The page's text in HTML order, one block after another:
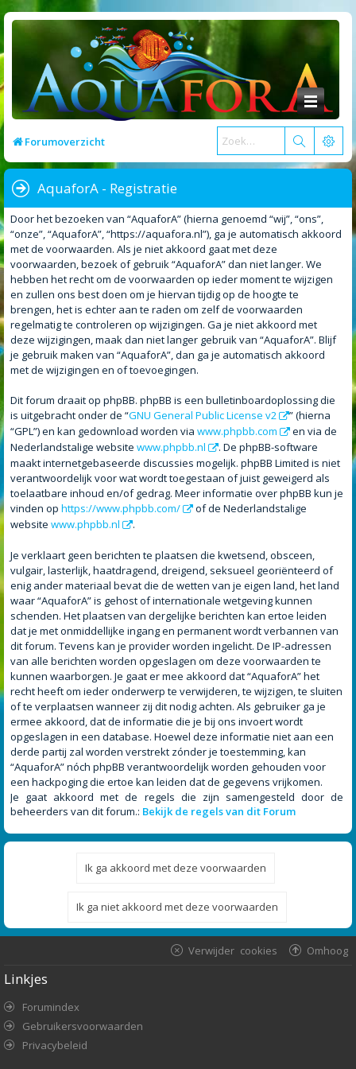
Forumoverzicht
AquaforA - Registratie
Door het bezoeken van “AquaforA” (hierna genoemd “wij”, “ons”,
“onze”, “AquaforA”, “https://aquafora.nl”), ga je automatisch akkoord
met de voorwaarden. Als je niet akkoord gaat met deze
voorwaarden, bezoek of gebruik “AquaforA” dan niet langer. We
hebben het recht om de voorwaarden op ieder moment te wijzigen
en zullen ons best doen om je hiervan tijdig op de hoogte te
brengen, het is echter aan te raden om zelf de voorwaarden
regelmatig te controleren op wijzigingen. Ga je niet akkoord met
deze wijzigingen, maak dan niet langer gebruik van “AquaforA”. Blijf
je gebruik maken van “AquaforA”, dan ga je automatisch akkoord
met de wijzigingen en of toevoegingen.
Dit forum draait op phpBB. phpBB is een bulletinboardoplossing die
is uitgebracht onder de “GNU General Public License v2
” (hierna
“GPL”) en kan gedownload worden via www.phpbb.com
en via de
Nederlandstalige website www.phpbb.nl
. De phpBB-software
maakt internetgebaseerde discussies mogelijk. phpBB Limited is niet
verantwoordelijk voor wat wordt toegestaan of juist geweigerd als
toelaatbare inhoud en/of gedrag. Meer informatie over phpBB kun je
vinden op https://www.phpbb.com/
of de Nederlandstalige
website www.phpbb.nl .
Je verklaart geen berichten te plaatsen die kwetsend, obsceen,
vulgair, lasterlijk, haatdragend, dreigend, seksueel georiënteerd of
enig ander materiaal bevat die de wetten van je eigen land, het land
waar “AquaforA” is gehost of internationale wetgeving kunnen
schenden. Het plaatsen van dergelijke berichten kan ertoe leiden
dat je met onmiddellijke ingang en permanent wordt verbannen van
dit forum. Tevens kan je provider worden ingelicht. De IP-adressen
van alle berichten worden opgeslagen om deze voorwaarden te
kunnen waarborgen. Je gaat er mee akkoord dat “AquaforA” het
recht heeft om ieder onderwerp te verwijderen, te wijzigen, te sluiten
of te verplaatsen wanneer zij dit nodig achten. Als gebruiker ga je
ermee akkoord, dat de informatie die je bij ons invoert wordt
opgeslagen in een database. Hoewel deze informatie niet aan een
derde partij zal worden verstrekt zónder je toestemming, kan
“AquaforA” nóch phpBB verantwoordelijk worden gehouden voor
een hackpoging die ertoe kan leiden dat de gegevens vrijkomen.
Je gaat akkoord met de regels die zijn samengesteld door de
beheerders van dit forum.: Bekijk de regels van dit Forum
Omhoog
Verwijder cookies
Linkjes
Forumindex
Gebruikersvoorwaarden
Privacybeleid